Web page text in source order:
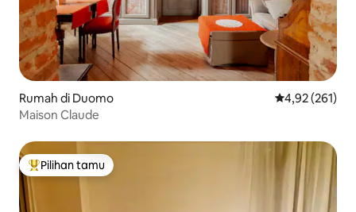
Rumah di Duomo Nilai rata-rata
4,92 (261)
Maison Claude
Pilihan tamu terpopuler
Pilihan tamu